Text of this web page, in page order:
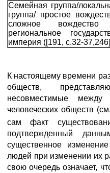
Семейная группа/
группа/ простое
сложное
региональное
империя ([191, с.32-
К настоящему времени
обществ,
несовместимые
человеческих обществ
сам факт
подтвержденный
существенное
людей при изменении их
свою очередь означает,